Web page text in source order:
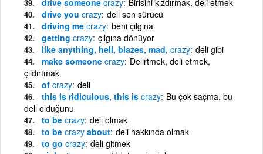
drive you crazy deli sen sürücü
driving me crazy beni çılgına
getting crazy çılgına dönüyor
like anything, hell, blazes, mad, crazy deli gibi
make someone crazy Delirtmek, deli etmek,
çıldırtmak
of crazy deli
this is ridiculous, this is crazy Bu çok saçma, bu
deli olduğunu
to be crazy deli olmak
to be crazy about deli hakkında olmak
to go crazy deli gitmek